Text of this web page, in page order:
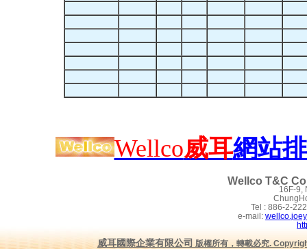
Wellco威耳網站
Wellco T&C
16F-9,
Tel : 886-2-
e-mail:
威耳國際企業有限公司 版權所有，轉載必究.